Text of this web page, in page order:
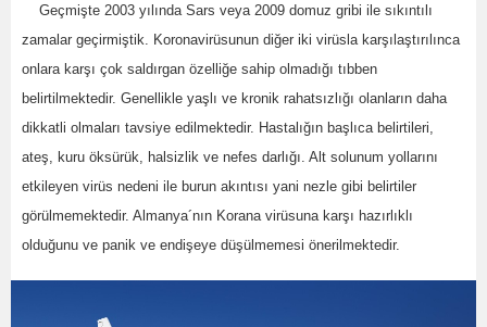
Geçmişte 2003 yılında Sars veya 2009 domuz gribi ile sıkıntılı
zamalar geçirmiştik. Koronavirüsunun diğer iki virüsla karşılaştırılınca
onlara karşı çok saldırgan özelliğe sahip olmadığı tıbben
belirtilmektedir. Genellikle yaşlı ve kronik rahatsızlığı olanların daha
dikkatli olmaları tavsiye edilmektedir. Hastalığın başlıca belirtileri,
ateş, kuru öksürük, halsizlik ve nefes darlığı. Alt solunum yollarını
etkileyen virüs nedeni ile burun akıntısı yani nezle gibi belirtiler
görülmemektedir. Almanya´nın Korana virüsuna karşı hazırlıklı
olduğunu ve panik ve endişeye düşülmemesi önerilmektedir.